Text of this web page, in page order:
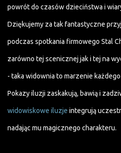
powrót do czasów dzieciństwa i
Dziękujemy za tak fantastyczne
podczas spotkania firmowego Stal
zarówno tej scenicznej jak i tej na
- taka widownia to marzenie
Pokazy iluzji zaskakują, bawią i
widowiskowe iluzje integrują
nadając mu magicznego charakteru.